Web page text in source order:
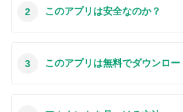
Playストア以外からアプリをダウン
法について詳しくまとめました。こ
2 このアプリは安全なのか？
配するお方はたくさんいます。そし
3 このアプリは無料でダウンロー